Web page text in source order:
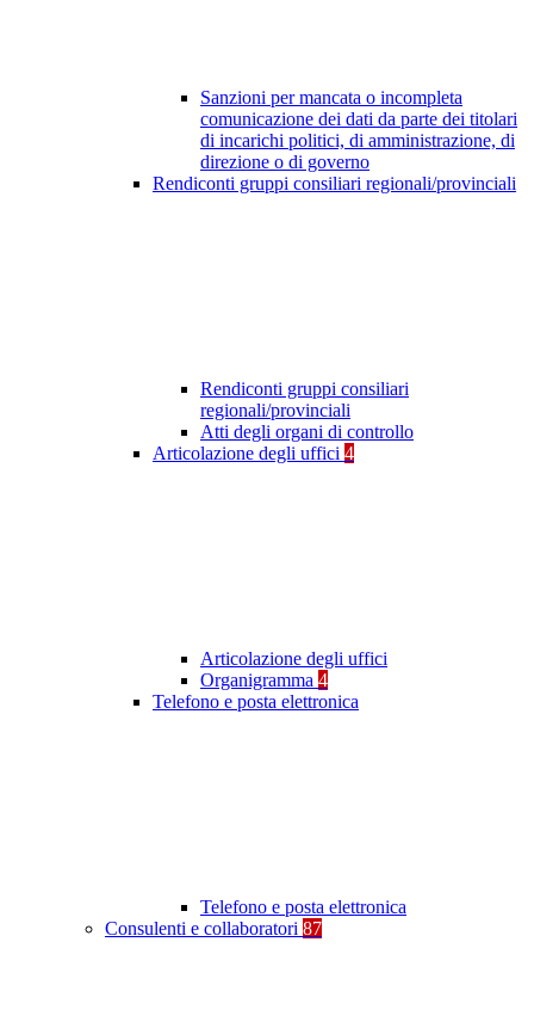
Sanzioni per mancata o incompleta
comunicazione dei dati da parte dei titolari
di incarichi politici, di amministrazione, di
direzione o di governo
Rendiconti gruppi consiliari regionali/provinciali
Rendiconti gruppi consiliari
regionali/provinciali
Atti degli organi di controllo
Articolazione degli uffici 4
Articolazione degli uffici
Organigramma 4
Telefono e posta elettronica
Telefono e posta elettronica
Consulenti e collaboratori 87